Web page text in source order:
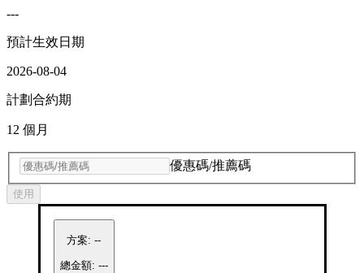
---
預計生效日期
2026-08-04
計劃合約期
12 個月
優惠碼/推薦碼
使用
方案: --
總金額: ---